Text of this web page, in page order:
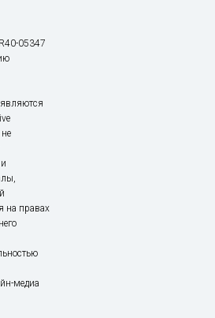
05347
на правах
медиа